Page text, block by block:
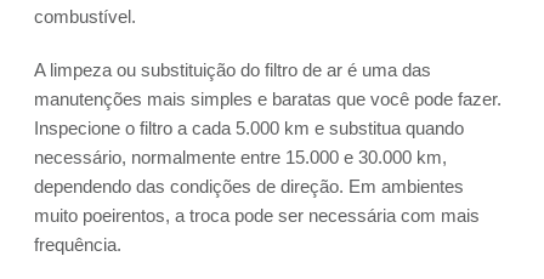
combustível.
A limpeza ou substituição do filtro de ar é uma das
manutenções mais simples e baratas que você pode fazer.
Inspecione o filtro a cada 5.000 km e substitua quando
necessário, normalmente entre 15.000 e 30.000 km,
dependendo das condições de direção. Em ambientes
muito poeirentos, a troca pode ser necessária com mais
frequência.